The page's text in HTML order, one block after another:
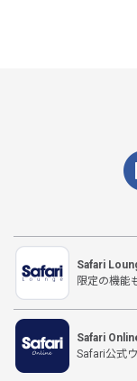
Safari
限定の機能
Safari
Safari公式